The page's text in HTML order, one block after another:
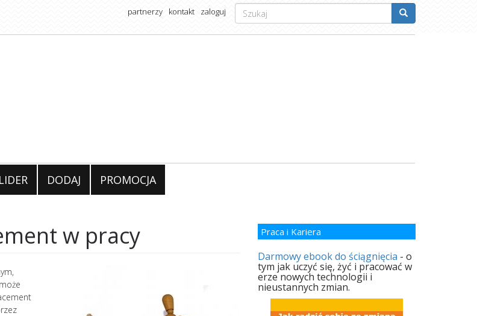
Formularz
wyszukiwania
Szukaj
partnerzy kontakt zaloguj
LIDER DODAJ PROMOCJA
w pracy Praca i Kariera
Darmowy ebook do ściągnięcia - o
tym jak uczyć się, żyć i pracować w
erze nowych technologii i
nieustannych zmian.